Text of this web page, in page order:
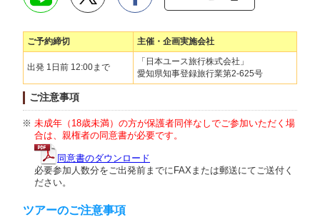
ご予約締切 主催・企画実施会社
出発 1日前 12:00まで
「日本ユース旅行株式会社」
愛知県知事登録旅行業第2-625号
ご注意事項
未成年（18歳未満）の方が保護者同伴なしでご参加いただく場
合は、親権者の同意書が必要です。
同意書のダウンロード
必要参加人数分をご出発前までにFAXまたは郵送にてご送付く
ださい。
ツアーのご注意事項